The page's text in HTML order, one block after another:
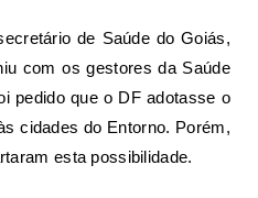
de Saúde do Goiás,
com os gestores da Saúde
pedido que o DF adotasse o
cidades do Entorno. Porém,
esta possibilidade.